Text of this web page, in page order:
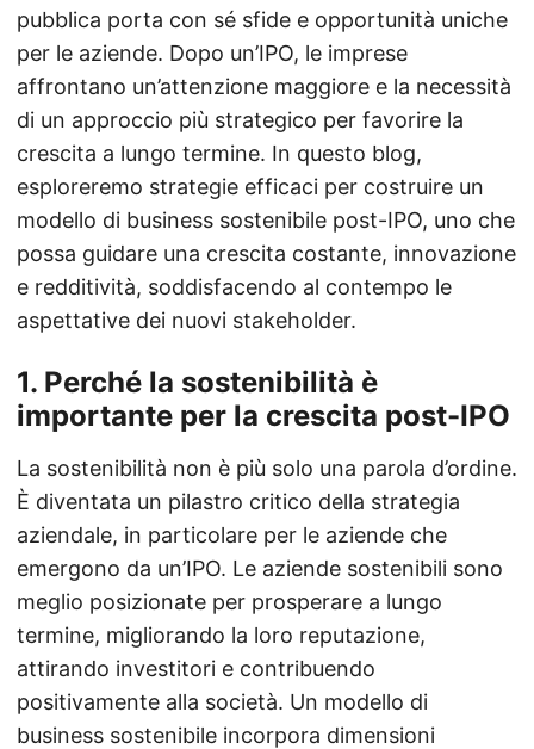
pubblica porta con sé sfide e opportunità uniche
per le aziende. Dopo un’IPO, le imprese
affrontano un’attenzione maggiore e la necessità
di un approccio più strategico per favorire la
crescita a lungo termine. In questo blog,
esploreremo strategie efficaci per costruire un
modello di business sostenibile post-IPO, uno che
possa guidare una crescita costante, innovazione
e redditività, soddisfacendo al contempo le
aspettative dei nuovi stakeholder.
1. Perché la sostenibilità è
importante per la crescita post-IPO
La sostenibilità non è più solo una parola d’ordine.
È diventata un pilastro critico della strategia
aziendale, in particolare per le aziende che
emergono da un’IPO. Le aziende sostenibili sono
meglio posizionate per prosperare a lungo
termine, migliorando la loro reputazione,
attirando investitori e contribuendo
positivamente alla società. Un modello di
business sostenibile incorpora dimensioni